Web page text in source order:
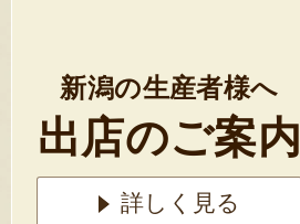
新潟の生産者様へ
出店のご案内
詳しく見る